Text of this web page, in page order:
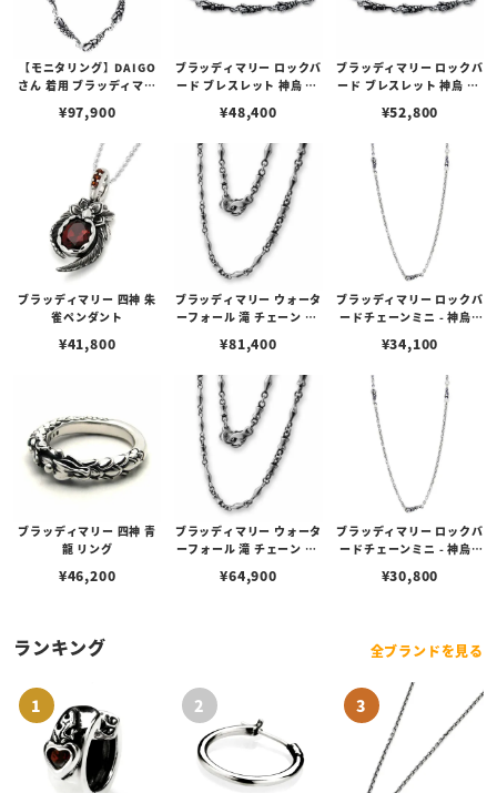
【モニタリング】DAIGO
さん 着用 ブラッディマリ
ーン/50cm
¥97,900
ブラッディマリー ロックバ
ード ブレスレット 神烏 17
¥48,400
ブラッディマリー ロックバ
ード ブレスレット 神烏 19
¥52,800
ブラッディマリー 四神 朱
雀ペンダント
¥41,800
ブラッディマリー ウォータ
ーフォール 滝 チェーン 60
¥81,400
ブラッディマリー ロックバ
ードチェーンミニ - 神烏 -
¥34,100
ブラッディマリー 四神 青
龍 リング
¥46,200
ブラッディマリー ウォータ
ーフォール 滝 チェーン 50
¥64,900
ブラッディマリー ロックバ
ードチェーンミニ - 神烏 -
¥30,800
ランキング 全ブランドを見る